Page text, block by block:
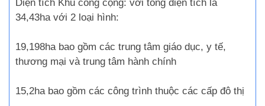
Diện tích Khu công cộng: với tổng diện tích là
34,43ha với 2 loại hình:
19,198ha bao gồm các trung tâm giáo dục, y tế,
thương mại và trung tâm hành chính
15,2ha bao gồm các công trình thuộc các cấp đô thị